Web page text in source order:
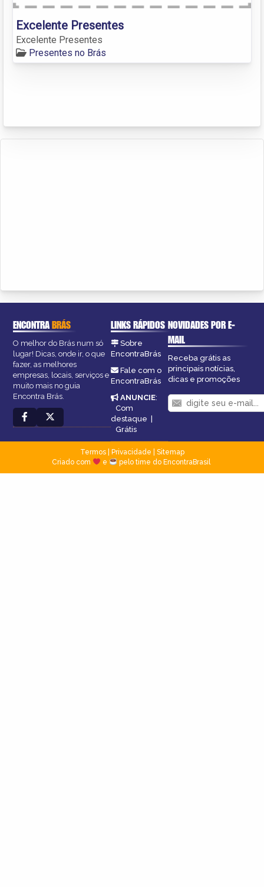
Excelente Presentes
Excelente Presentes
Presentes no Brás
ENCONTRABRÁS
O melhor do Brás num só
lugar! Dicas, onde ir, o que
fazer, as melhores
empresas, locais, serviços e
muito mais no guia
Encontra Brás.
LINKS RÁPIDOS
Sobre
EncontraBrás
Fale com o
EncontraBrás
ANUNCIE:
Com
destaque |
Grátis
NOVIDADES POR E-
MAIL
Receba grátis as
principais notícias,
dicas e promoções
Termos| Privacidade
Sitemap
Criado com
e pelo time do EncontraBrasil